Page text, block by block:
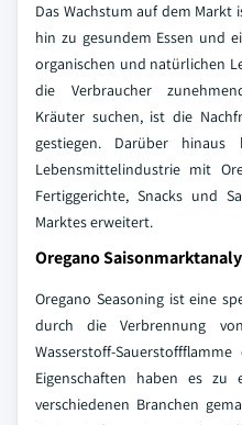
Das Wachstum auf dem Markt
hin zu gesundem Essen und
organischen und natürlichen
die Verbraucher
Kräuter suchen, ist die
gestiegen. Darüber
Lebensmittelindustrie mit
Fertiggerichte, Snacks und
Marktes erweitert.
Oregano
Oregano Seasoning ist eine
durch die Verbrennung
Wasserstoff-
Eigenschaften haben es zu
verschiedenen Branchen